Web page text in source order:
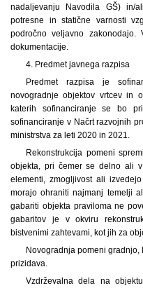
nadaljevanju Navodila GŠ) in/
potresne in statične varnosti
področno veljavno
dokumentacije.
4. Predmet javnega razpisa
Predmet razpisa je
novogradnje objektov vrtcev in
katerih sofinanciranje se bo
sofinanciranje v Načrt razvojnih
ministrstva za leti 2020 in 2021.
Rekonstrukcija pomeni
objekta, pri čemer se delno ali
elementi, zmogljivost ali
morajo ohraniti najmanj temelji
gabariti objekta praviloma ne
gabaritov je v okviru
bistvenimi zahtevami, kot jih za
Novogradnja pomeni
prizidava.
Vzdrževalna dela na